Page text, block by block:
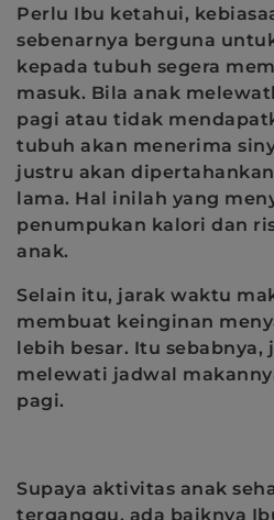
Perlu Ibu ketahui,
sebenarnya berguna
kepada tubuh segera
masuk. Bila anak
pagi atau tidak
tubuh akan menerima
justru akan
lama. Hal inilah yang
penumpukan kalori dan
anak.
Selain itu, jarak waktu
membuat keinginan
lebih besar. Itu sebabnya,
melewati jadwal
pagi.
Supaya aktivitas anak
terganggu, ada baiknya